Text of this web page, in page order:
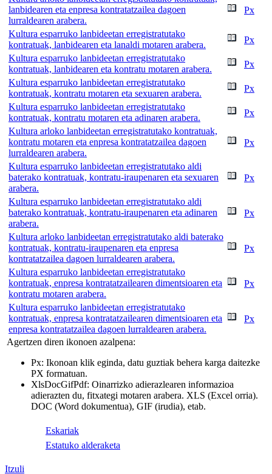
lanbidearen eta enpresa kontratatzailea dagoen
lurraldearen arabera.
Px
Kultura esparruko lanbideetan erregistratutako
kontratuak, lanbidearen eta lanaldi motaren arabera.
Px
Kultura esparruko lanbideetan erregistratutako
kontratuak, lanbidearen eta kontratu motaren arabera.
Px
Kultura esparruko lanbideetan erregistratutako
kontratuak, kontratu motaren eta sexuaren arabera.
Px
Kultura esparruko lanbideetan erregistratutako
kontratuak, kontratu motaren eta adinaren arabera.
Px
Kultura arloko lanbideetan erregistratutako kontratuak,
kontratu motaren eta enpresa kontratatzailea dagoen
lurraldearen arabera.
Px
Kultura esparruko lanbideetan erregistratutako aldi
baterako kontratuak, kontratu-iraupenaren eta sexuaren
arabera.
Px
Kultura esparruko lanbideetan erregistratutako aldi
baterako kontratuak, kontratu-iraupenaren eta adinaren
arabera.
Px
Kultura arloko lanbideetan erregistratutako aldi baterako
kontratuak, kontratu-iraupenaren eta enpresa
kontratatzailea dagoen lurraldearen arabera.
Px
Kultura esparruko lanbideetan erregistratutako
kontratuak, enpresa kontratatzailearen dimentsioaren eta
kontratu motaren arabera.
Px
Kultura esparruko lanbideetan erregistratutako
kontratuak, enpresa kontratatzailearen dimentsioaren eta
enpresa kontratatzailea dagoen lurraldearen arabera.
Px
Agertzen diren ikonoen azalpena:
Px: Ikonoan klik eginda, datu guztiak behera karga daitezke
PX formatuan.
XlsDocGifPdf: Oinarrizko adierazlearen informazioa
adierazten du, fitxategi motaren arabera. XLS (Excel orria).
DOC (Word dokumentua), GIF (irudia), etab.
Eskariak
Estatuko alderaketa
Itzuli